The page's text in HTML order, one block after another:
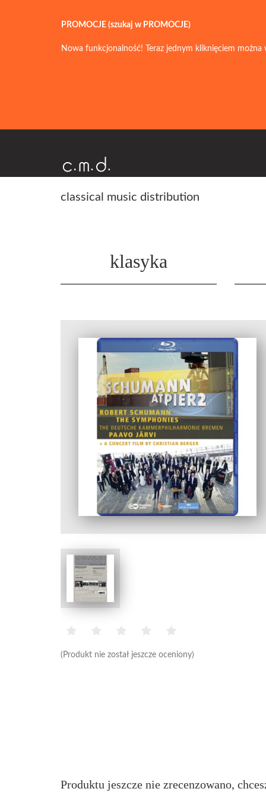
PROMOCJE (szukaj w PROMOCJE)
Nowa funkcjonalność! Teraz jednym kliknięciem
classical music distribution
klasyka
(Produkt nie został jeszcze oceniony)
Produktu jeszcze nie zrecenzowano,